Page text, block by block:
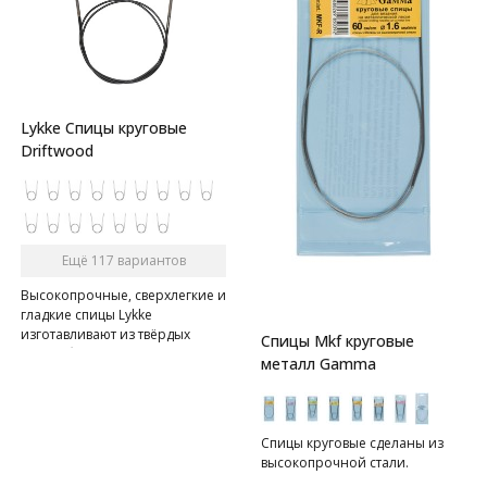
Lykke Спицы круговые
Driftwood
Ещё 117 вариантов
Высокопрочные, сверхлегкие и
гладкие спицы Lykke
изготавливают из твёрдых
пород березы на 80% вручную.
Спицы Mkf круговые
металл Gamma
Спицы круговые сделаны из
высокопрочной стали.